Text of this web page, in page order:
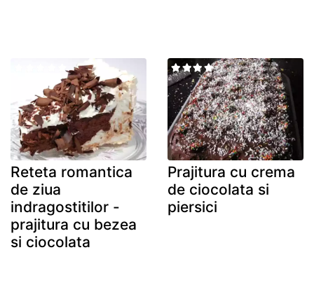
Reteta romantica
de ziua
indragostitilor -
prajitura cu bezea
si ciocolata
Prajitura cu crema
de ciocolata si
piersici